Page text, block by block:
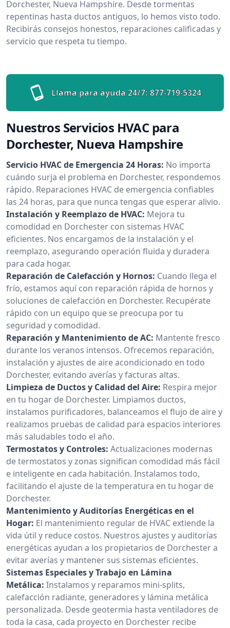
Dorchester, Nueva Hampshire. Desde tormentas
repentinas hasta ductos antiguos, lo hemos visto todo.
Recibirás consejos honestos, reparaciones calificadas y
servicio que respeta tu tiempo.
Llama para ayuda 24/7: 877-719-5324
Nuestros Servicios HVAC para
Dorchester, Nueva Hampshire
Servicio HVAC de Emergencia 24 Horas: No importa
cuándo surja el problema en Dorchester, respondemos
rápido. Reparaciones HVAC de emergencia confiables
las 24 horas, para que nunca tengas que esperar alivio.
Instalación y Reemplazo de HVAC: Mejora tu
comodidad en Dorchester con sistemas HVAC
eficientes. Nos encargamos de la instalación y el
reemplazo, asegurando operación fluida y duradera
para cada hogar.
Reparación de Calefacción y Hornos: Cuando llega el
frío, estamos aquí con reparación rápida de hornos y
soluciones de calefacción en Dorchester. Recupérate
rápido con un equipo que se preocupa por tu
seguridad y comodidad.
Reparación y Mantenimiento de AC: Mantente fresco
durante los veranos intensos. Ofrecemos reparación,
instalación y ajustes de aire acondicionado en todo
Dorchester, evitando averías y facturas altas.
Limpieza de Ductos y Calidad del Aire: Respira mejor
en tu hogar de Dorchester. Limpiamos ductos,
instalamos purificadores, balanceamos el flujo de aire y
realizamos pruebas de calidad para espacios interiores
más saludables todo el año.
Termostatos y Controles: Actualizaciones modernas
de termostatos y zonas significan comodidad más fácil
e inteligente en cada habitación. Instalamos todo,
facilitando el ajuste de la temperatura en tu hogar de
Dorchester.
Mantenimiento y Auditorías Energéticas en el
Hogar: El mantenimiento regular de HVAC extiende la
vida útil y reduce costos. Nuestros ajustes y auditorías
energéticas ayudan a los propietarios de Dorchester a
evitar averías y mantener sus sistemas eficientes.
Sistemas Especiales y Trabajo en Lámina
Metálica: Instalamos y reparamos mini-splits,
calefacción radiante, generadores y lámina metálica
personalizada. Desde geotermia hasta ventiladores de
toda la casa, cada proyecto en Dorchester recibe